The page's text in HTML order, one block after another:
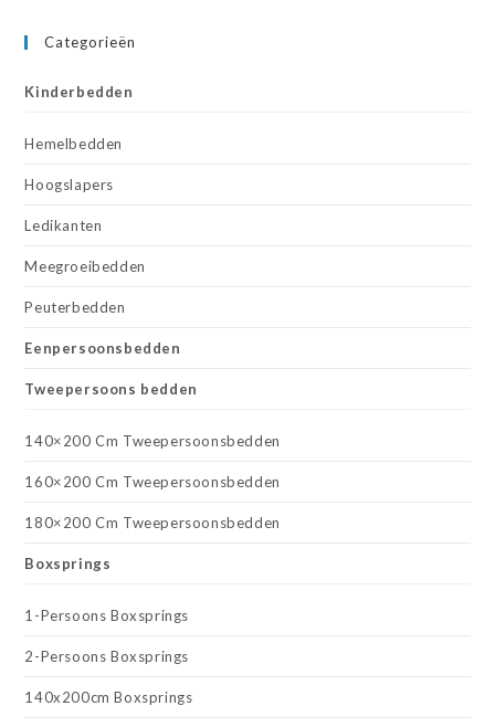
Categorieën
Kinderbedden
Hemelbedden
Hoogslapers
Ledikanten
Meegroeibedden
Peuterbedden
Eenpersoonsbedden
Tweepersoons bedden
140×200 Cm Tweepersoonsbedden
160×200 Cm Tweepersoonsbedden
180×200 Cm Tweepersoonsbedden
Boxsprings
1-Persoons Boxsprings
2-Persoons Boxsprings
140x200cm Boxsprings